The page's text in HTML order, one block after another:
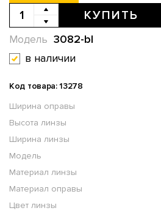
КУПИТЬ
3082-bl
Модель
в наличии
Код товара: 13278
Ширина оправы
Высота линзы
Ширина линзы
Модель
Материал линзы
Материал оправы
Цвет линзы